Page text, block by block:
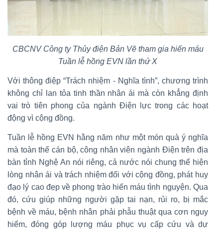
CBCNV Công ty Thủy điện Bản Vẽ tham gia hiến máu
Tuần lễ hồng EVN lần thứ X
Với thông điệp “Trách nhiệm - Nghĩa tình”, chương trình
không chỉ lan tỏa tinh thần nhân ái mà còn khẳng định
vai trò tiên phong của ngành Điện lực trong các hoạt
động vì cộng đồng.
Tuần lễ hồng EVN hằng năm như một món quà ý nghĩa
mà toàn thể cán bộ, công nhân viên ngành Điện trên địa
bàn tỉnh Nghệ An nói riêng, cả nước nói chung thể hiện
lòng nhân ái và trách nhiệm đối với cộng đồng, phát huy
đạo lý cao đẹp về phong trào hiến máu tình nguyện. Qua
đó, cứu giúp những người gặp tai nạn, rủi ro, bị mắc
bệnh về máu, bệnh nhân phải phẫu thuật qua cơn nguy
hiểm, đóng góp lượng máu phục vụ cấp cứu và dự